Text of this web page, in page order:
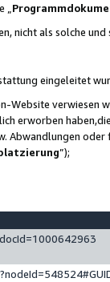
nicht als solche
eingeleitet
verwiesen
erworben
Abwandlungen
”);